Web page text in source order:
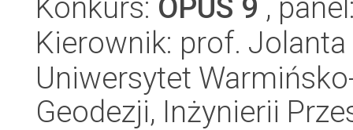
Konkurs: OPUS 9 ,
Kierownik: prof.
Uniwersytet
Geodezji, Inżynierii